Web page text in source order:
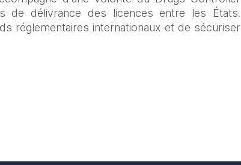
de délivrance des licences entre les États.
réglementaires internationaux et de sécuriser